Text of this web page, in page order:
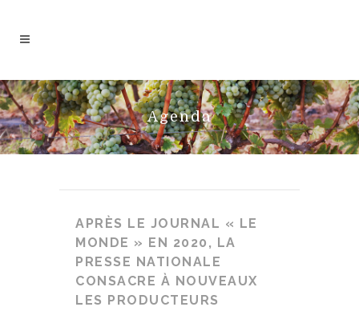
Agenda
APRÈS LE JOURNAL « LE
MONDE » EN 2020, LA
PRESSE NATIONALE
CONSACRE À NOUVEAUX
LES PRODUCTEURS